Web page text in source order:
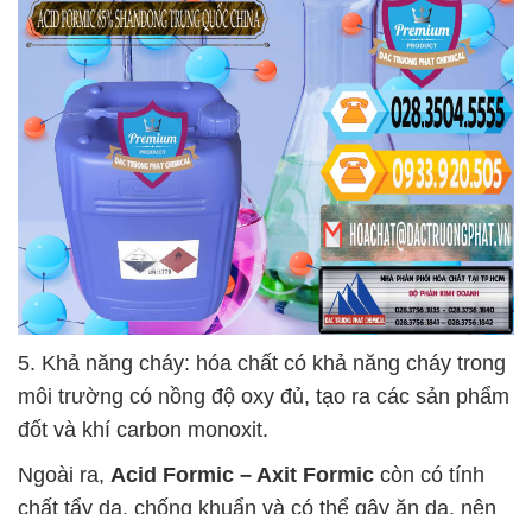
5. Khả năng cháy: hóa chất có khả năng cháy trong
môi trường có nồng độ oxy đủ, tạo ra các sản phẩm
đốt và khí carbon monoxit.
Ngoài ra, Acid Formic – Axit Formic còn có tính
chất tẩy da, chống khuẩn và có thể gây ăn da, nên